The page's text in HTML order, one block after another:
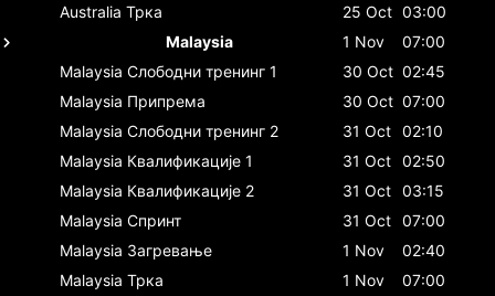
Australia Трка 25 Oct 03:00
Malaysia
1 Nov
07:00
Malaysia Слободни тренинг 1 30 Oct 02:45
Malaysia Припрема 30 Oct 07:00
Malaysia Слободни тренинг 2 31 Oct 02:10
Malaysia Квалификације 1 31 Oct 02:50
Malaysia Квалификације 2 31 Oct 03:15
Malaysia Спринт 31 Oct 07:00
Malaysia Загревање 1 Nov
02:40
Malaysia Трка 1 Nov
07:00